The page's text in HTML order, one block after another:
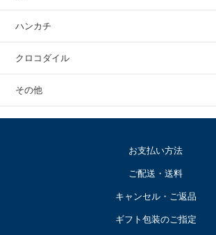
ハンカチ
クロコダイル
その他
お支払い方法
ご配送・送料
キャンセル・ご返品
ギフト包装のご指定